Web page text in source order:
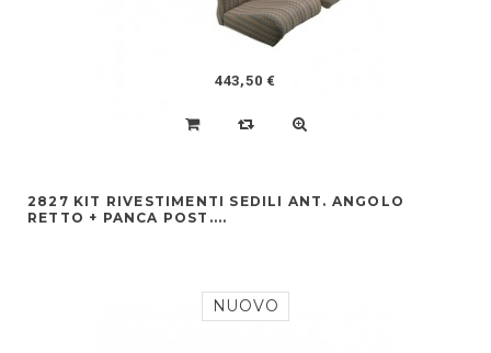
443,50 €
2827 KIT RIVESTIMENTI SEDILI ANT. ANGOLO
RETTO + PANCA POST....
NUOVO